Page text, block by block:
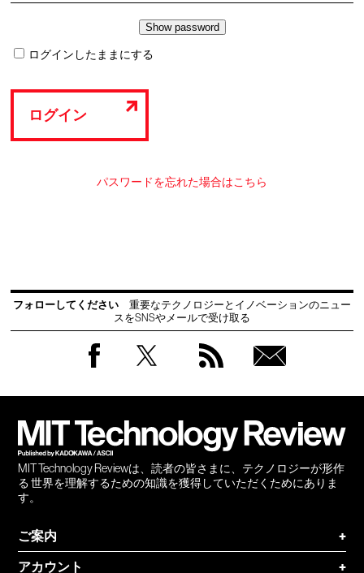
ログインしたままにする
ログイン
パスワードを忘れた場合はこちら
フォローしてください
重要なテクノロジーとイノベーションのニュー
スをSNSやメールで受け取る
MIT Technology Reviewは、読者の皆さまに、テクノロジーが形作
る 世界を理解するための知識を獲得していただくためにありま
す。
ご案内
+
アカウント
+